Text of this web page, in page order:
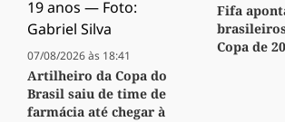
07/08/2026 às 18:41
Artilheiro da Copa do
Brasil saiu de time de
farmácia até chegar à
Fifa
Copa de